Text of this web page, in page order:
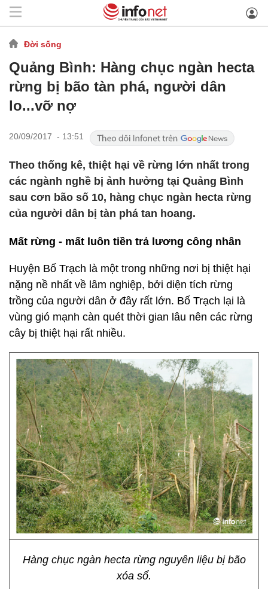
Đời sống
Quảng Bình: Hàng chục ngàn hecta
rừng bị bão tàn phá, người dân
lo...vỡ nợ
20/09/2017 - 13:51
Theo thống kê, thiệt hại về rừng lớn nhất trong
các ngành nghề bị ảnh hưởng tại Quảng Bình
sau cơn bão số 10, hàng chục ngàn hecta rừng
của người dân bị tàn phá tan hoang.
Mất rừng - mất luôn tiền trả lương công nhân
Huyện Bố Trạch là một trong những nơi bị thiệt hại
nặng nề nhất về lâm nghiệp, bởi diện tích rừng
trồng của người dân ở đây rất lớn. Bố Trạch lại là
vùng gió mạnh càn quét thời gian lâu nên các rừng
cây bị thiệt hại rất nhiều.
Hàng chục ngàn hecta rừng nguyên liệu bị bão
xóa sổ.